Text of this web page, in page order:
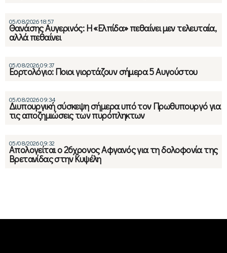
05/08/2026 18:57
Θανάσης Αυγερινός: Η «Ελπίδα» πεθαίνει μεν τελευταία,
αλλά πεθαίνει
05/08/2026 09:37
Εορτολόγιο: Ποιοι γιορτάζουν σήμερα 5 Αυγούστου
05/08/2026 09:34
Διυπουργική σύσκεψη σήμερα υπό τον Πρωθυπουργό για
τις αποζημιώσεις των πυρόπληκτων
05/08/2026 09:32
Απολογείται ο 26χρονος Αφγανός για τη δολοφονία της
Βρετανίδας στην Κυψέλη